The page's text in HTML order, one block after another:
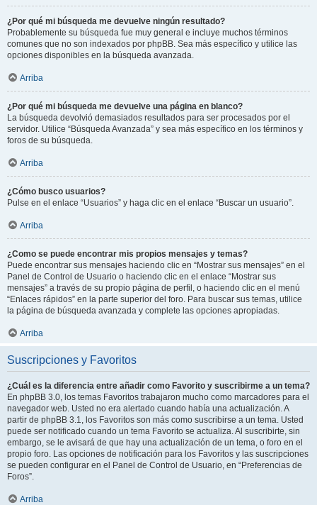
¿Por qué mi búsqueda me devuelve ningún resultado?
Probablemente su búsqueda fue muy general e incluye muchos términos
comunes que no son indexados por phpBB. Sea más específico y utilice las
opciones disponibles en la búsqueda avanzada.
Arriba
¿Por qué mi búsqueda me devuelve una página en blanco?
La búsqueda devolvió demasiados resultados para ser procesados por el
servidor. Utilice “Búsqueda Avanzada” y sea más específico en los términos y
foros de su búsqueda.
Arriba
¿Cómo busco usuarios?
Pulse en el enlace “Usuarios” y haga clic en el enlace “Buscar un usuario”.
Arriba
¿Como se puede encontrar mis propios mensajes y temas?
Puede encontrar sus mensajes haciendo clic en “Mostrar sus mensajes” en el
Panel de Control de Usuario o haciendo clic en el enlace “Mostrar sus
mensajes” a través de su propio página de perfil, o haciendo clic en el menú
“Enlaces rápidos” en la parte superior del foro. Para buscar sus temas, utilice
la página de búsqueda avanzada y complete las opciones apropiadas.
Arriba
Suscripciones y Favoritos
¿Cuál es la diferencia entre añadir como Favorito y suscribirme a un tema?
En phpBB 3.0, los temas Favoritos trabajaron mucho como marcadores para el
navegador web. Usted no era alertado cuando había una actualización. A
partir de phpBB 3.1, los Favoritos son más como suscribirse a un tema. Usted
puede ser notificado cuando un tema Favorito se actualiza. Al suscribirte, sin
embargo, se le avisará de que hay una actualización de un tema, o foro en el
propio foro. Las opciones de notificación para los Favoritos y las suscripciones
se pueden configurar en el Panel de Control de Usuario, en “Preferencias de
Foros”.
Arriba